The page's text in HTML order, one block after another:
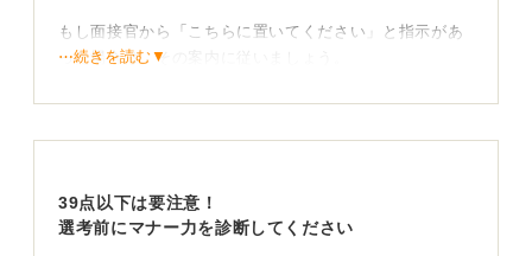
もし面接官から「こちらに置いてください」と指示があ
った場合は、その案内に従いましょう。
上着（ジャケット）は、原則として入室前に着ておきま
⋯続きを読む▼
39点以下は要注意！
選考前にマナー力を診断してください